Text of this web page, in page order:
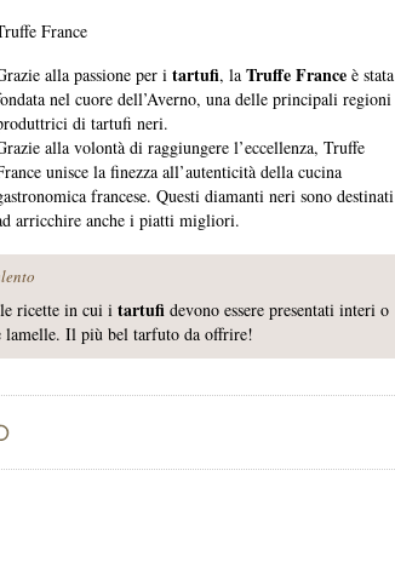
France
alla passione per i tartufi, la Truffe France è stata
nel cuore dell’Averno, una delle principali regioni
di tartufi neri.
alla volontà di raggiungere l’eccellenza, Truffe
unisce la finezza all’autenticità della cucina
francese. Questi diamanti neri sono destinati
arricchire anche i piatti migliori.
ricette in cui i tartufi devono essere presentati interi o
lamelle. Il più bel tarfuto da offrire!